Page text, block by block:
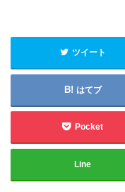
ツイート
はてブ
Pocket
Line